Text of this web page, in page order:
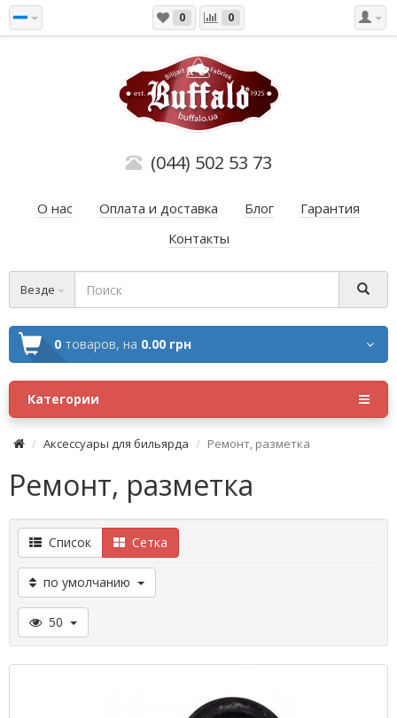
0 0
(044) 502 53 73
О нас Оплата и доставка Блог
Гарантия
Контакты
Везде
0 товаров, на 0.00 грн
Категории
Аксессуары для бильярда Ремонт, разметка
Ремонт, разметка
Список Сетка
по умолчанию
50